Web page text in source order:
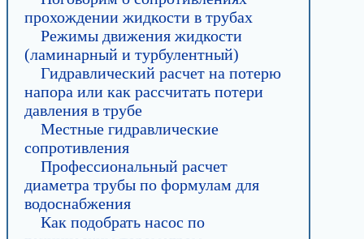
прохождении жидкости в трубах
Режимы движения жидкости
(ламинарный и турбулентный)
Гидравлический расчет на потерю
напора или как рассчитать потери
давления в трубе
Местные гидравлические
сопротивления
Профессиональный расчет
диаметра трубы по формулам для
водоснабжения
Как подобрать насос по